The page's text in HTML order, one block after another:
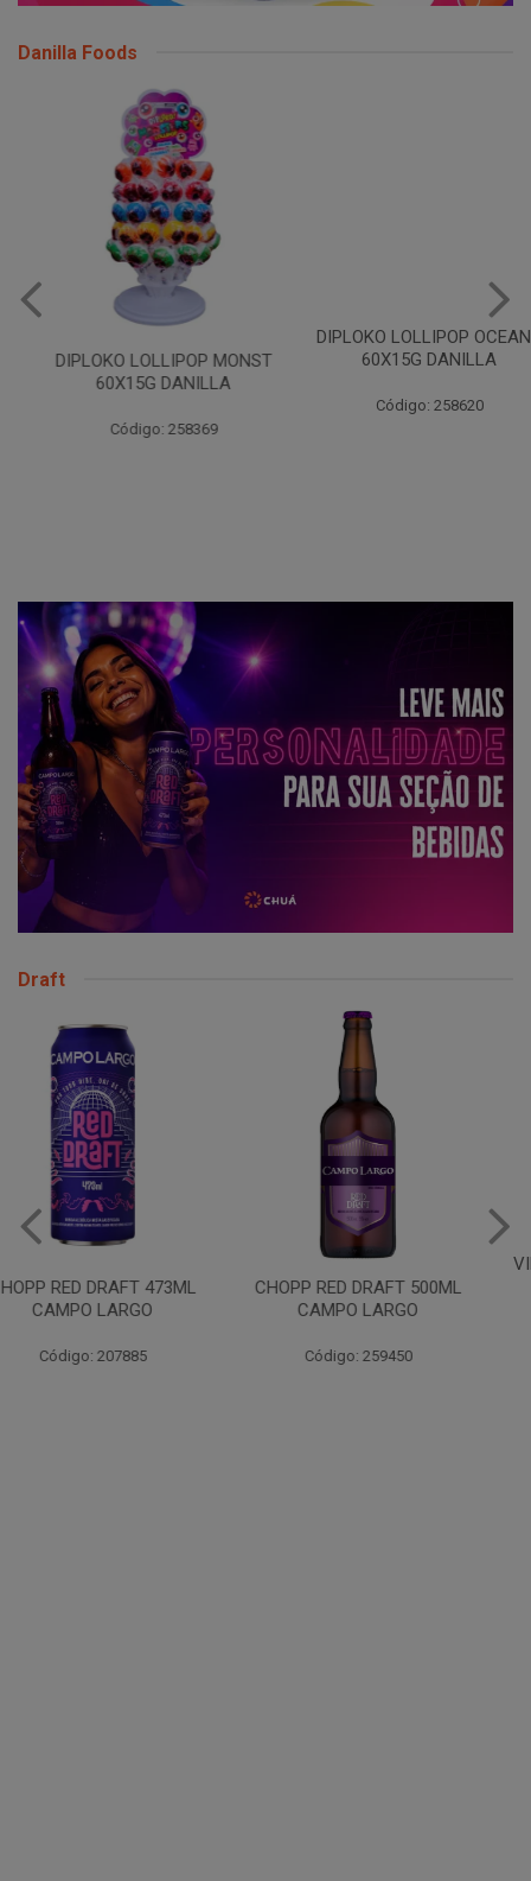
Danilla Foods
DIPLOKO LOLLIPOP MONST
60X15G DANILLA
Código: 258369
DIPLOKO LOLLIPOP OCEANO
60X15G DANILLA
Código: 258620
Draft
CHOPP RED DRAFT 500ML
CAMPO LARGO
Código: 259450
VINHO JURUPINGA DINALLE
975ML BCO